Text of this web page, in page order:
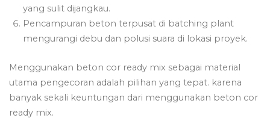
yang sulit dijangkau.
Pencampuran beton terpusat di batching plant
mengurangi debu dan polusi suara di lokasi proyek.
Menggunakan beton cor ready mix sebagai material
utama pengecoran adalah pilihan yang tepat. karena
banyak sekali keuntungan dari menggunakan beton cor
ready mix.